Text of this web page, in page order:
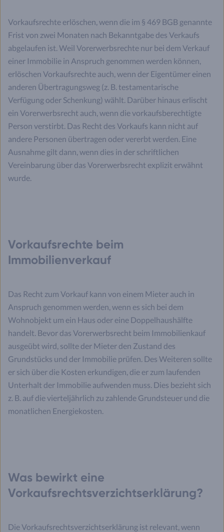
Vorkaufsrechte erlöschen, wenn die im § 469 BGB genannte
Frist von zwei Monaten nach Bekanntgabe des Verkaufs
abgelaufen ist. Weil Vorerwerbsrechte nur bei dem Verkauf
einer Immobilie in Anspruch genommen werden können,
erlöschen Vorkaufsrechte auch, wenn der Eigentümer einen
anderen Übertragungsweg (z. B. testamentarische
Verfügung oder Schenkung) wählt. Darüber hinaus erlischt
ein Vorerwerbsrecht auch, wenn die vorkaufsberechtigte
Person verstirbt. Das Recht des Vorkaufs kann nicht auf
andere Personen übertragen oder vererbt werden. Eine
Ausnahme gilt dann, wenn dies in der schriftlichen
Vereinbarung über das Vorerwerbsrecht explizit erwähnt
wurde.
Vorkaufsrechte beim
Immobilienverkauf
Das Recht zum Vorkauf kann von einem Mieter auch in
Anspruch genommen werden, wenn es sich bei dem
Wohnobjekt um ein Haus oder eine Doppelhaushälfte
handelt. Bevor das Vorerwerbsrecht beim Immobilienkauf
ausgeübt wird, sollte der Mieter den Zustand des
Grundstücks und der Immobilie prüfen. Des Weiteren sollte
er sich über die Kosten erkundigen, die er zum laufenden
Unterhalt der Immobilie aufwenden muss. Dies bezieht sich
z. B. auf die vierteljährlich zu zahlende Grundsteuer und die
monatlichen Energiekosten.
Was bewirkt eine
Vorkaufsrechtsverzichtserklärung?
Die Vorkaufsrechtsverzichtserklärung ist relevant, wenn